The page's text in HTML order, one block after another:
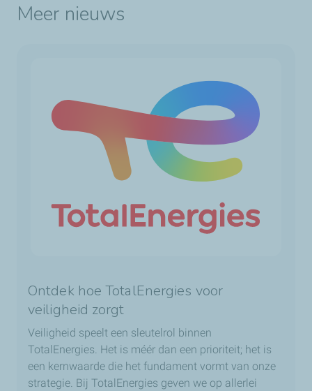
Meer nieuws
Ontdek hoe TotalEnergies voor
veiligheid zorgt
Veiligheid speelt een sleutelrol binnen
TotalEnergies. Het is méér dan een prioriteit; het is
een kernwaarde die het fundament vormt van onze
strategie. Bij TotalEnergies geven we op allerlei